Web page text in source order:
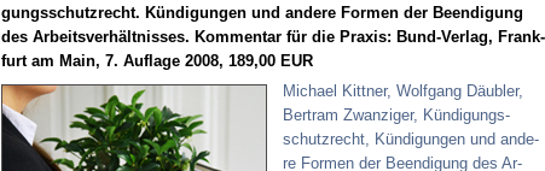
gungs­schutz­recht. Kün­di­gun­gen und an­de­re For­men der Be­en­di­gung
des Ar­beits­ver­hält­nis­ses. Kom­men­tar für die Pra­xis: Bund-Ver­lag, Frank­
furt am Main, 7. Auf­la­ge 2008, 189,00 EUR
Mi­cha­el Kitt­ner, Wolf­gang Däu­bler,
Ber­tram Zwan­zi­ger, Kün­di­gungs­
schutz­recht, Kün­di­gun­gen und an­de­
re For­men der Be­en­di­gung des Ar­